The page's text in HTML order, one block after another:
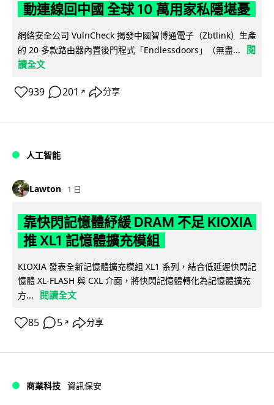
動連線回中國 全球 10 萬用家私隱堪憂
網絡安全公司 VulnCheck 揭發中國智博通電子（Zbtlink）生產
的 20 多款路由器內置後門程式「Endlessdoors」（無盡...
閱
讀全文
939 201 ↗ 分享
人工智能
Lawton 1 日
靠快閃記憶體紓緩 DRAM 不足 KIOXIA
推 XL1 記憶體擴充模組
KIOXIA 發表全新記憶體擴充模組 XL1 系列，結合低延遲快閃記
憶體 XL-FLASH 與 CXL 介面，將快閃記憶體轉化為記憶體擴充
方...
閱讀全文
85 5 ↗ 分享
商業科技 資訊保安